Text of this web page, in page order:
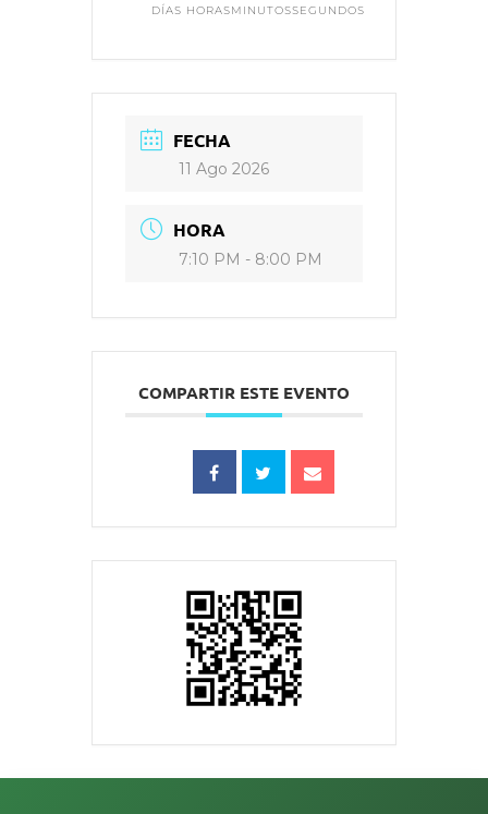
DÍAS HORASMINUTOSSEGUNDOS
FECHA
11 Ago 2026
HORA
7:10 PM - 8:00 PM
COMPARTIR ESTE EVENTO